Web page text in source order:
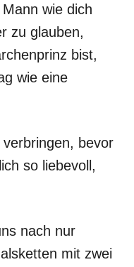
wie dich
zu glauben,
bist,
wie eine
bevor
so liebevoll,
nach nur
mit zwei